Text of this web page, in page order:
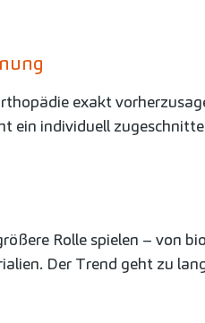
exakt
ein individuell
Rolle spielen – von
Der Trend geht zu